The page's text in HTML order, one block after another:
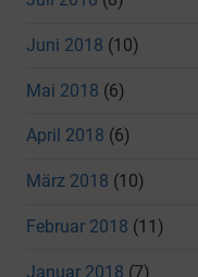
Juni 2018 (10)
Mai 2018 (6)
April 2018 (6)
März 2018 (10)
Februar 2018 (11)
Januar 2018 (7)